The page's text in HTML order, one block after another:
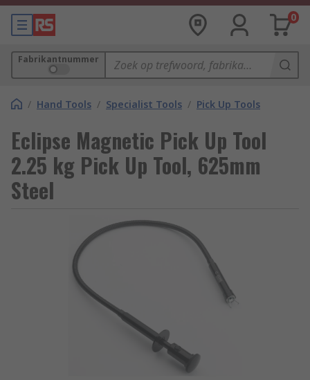
0
Fabrikantnummer
/ Hand Tools / Specialist Tools / Pick Up Tools
Eclipse Magnetic Pick Up Tool
2.25 kg Pick Up Tool, 625mm
Steel